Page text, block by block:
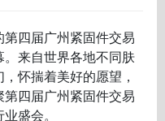
四届广州紧固件交易
来自世界各地不同肤
怀揣着美好的愿望，
四届广州紧固件交易
盛会。